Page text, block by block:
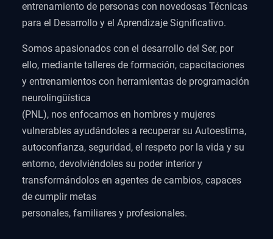
entrenamiento de personas con novedosas Técnicas
para el Desarrollo y el Aprendizaje Significativo.
Somos apasionados con el desarrollo del Ser, por
ello, mediante talleres de formación, capacitaciones
y entrenamientos con herramientas de programación
neurolingüística
(PNL), nos enfocamos en hombres y mujeres
vulnerables ayudándoles a recuperar su Autoestima,
autoconfianza, seguridad, el respeto por la vida y su
entorno, devolviéndoles su poder interior y
transformándolos en agentes de cambios, capaces
de cumplir metas
personales, familiares y profesionales.